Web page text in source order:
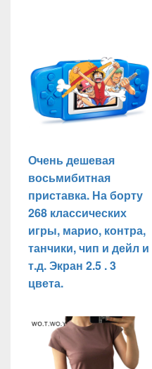
Очень дешевая
восьмибитная
приставка. На борту
268 классических
игры, марио, контра,
танчики, чип и дейл и
т.д. Экран 2.5 . 3
цвета.